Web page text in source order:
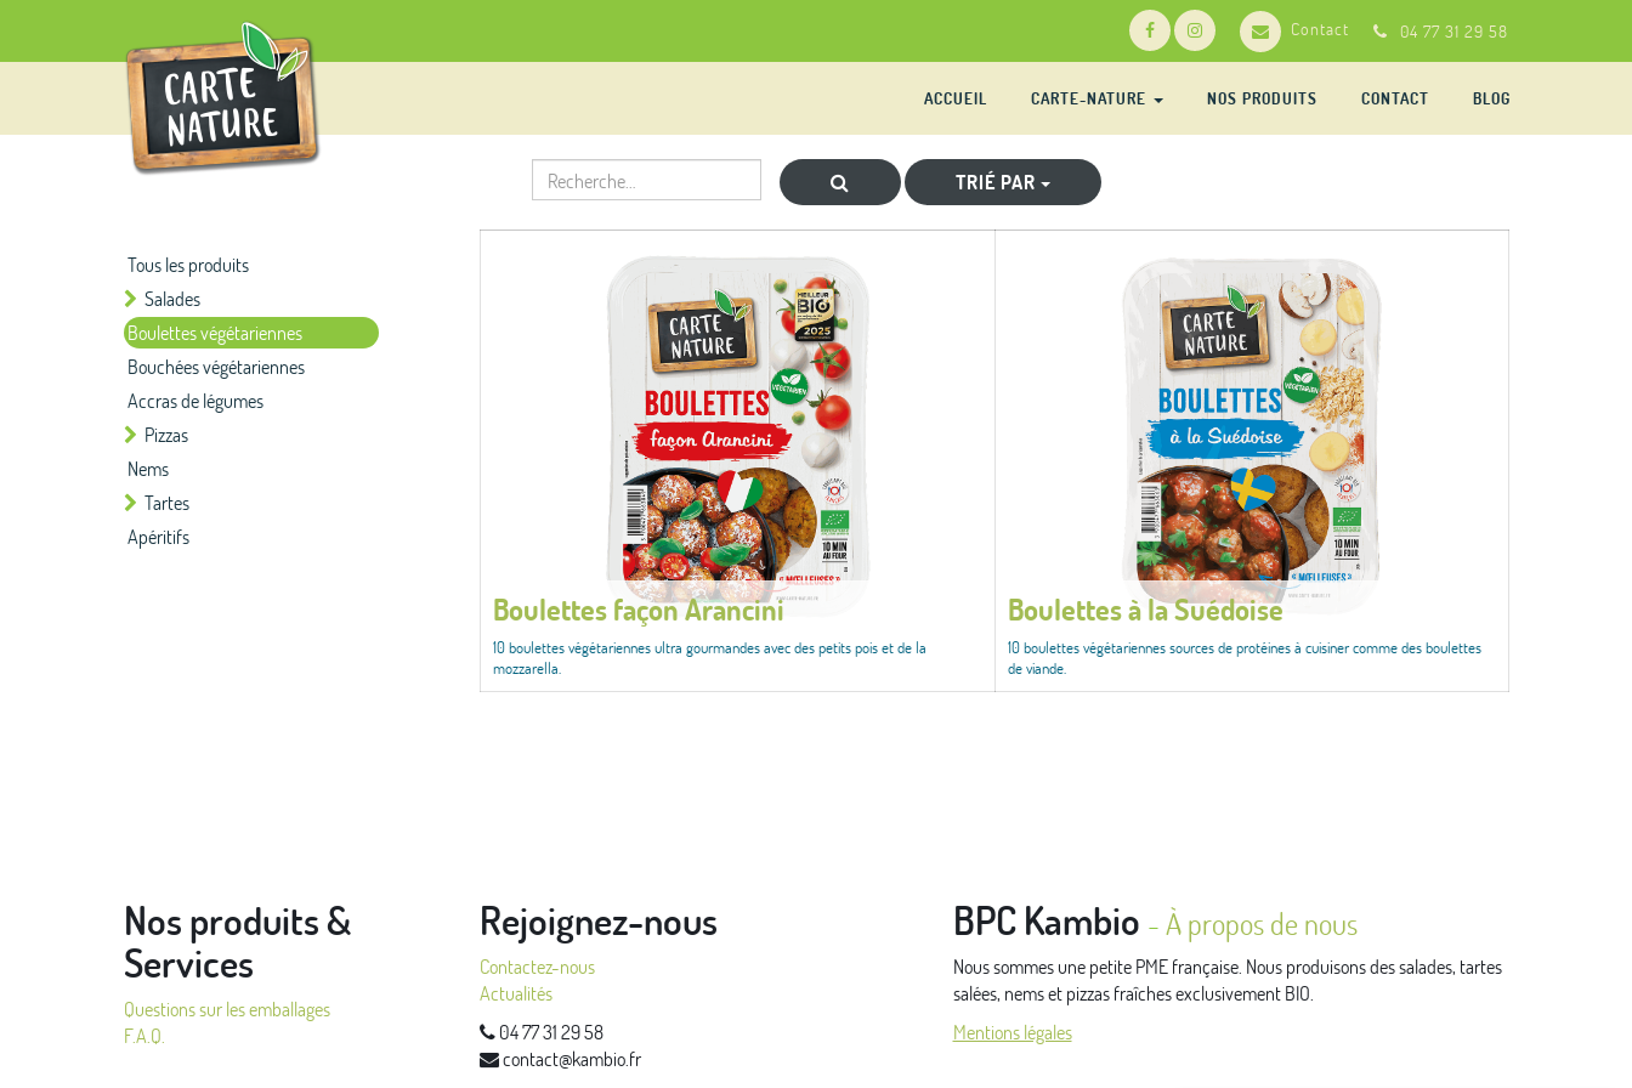
Contact 04 77 31 29 58
ACCUEIL CARTE-NATURE NOS PRODUITS CONTACT BLOG
TRIÉ PAR
Tous les produits
Salades
Boulettes végétariennes
Bouchées végétariennes
Accras de légumes
Pizzas
Nems
Tartes
Apéritifs
Boulettes façon Arancini
10 boulettes végétariennes ultra gourmandes avec des petits pois et de la
mozzarella.
Boulettes à la Suédoise
10 boulettes végétariennes sources de protéines à cuisiner comme des boulettes
de viande.
Nos produits &
Services
Questions sur les emballages
F.A.Q.
Rejoignez-nous
Contactez-nous
Actualités
04 77 31 29 58
contact@kambio.fr
BPC Kambio -À propos de nous
Nous sommes une petite PME française. Nous produisons des salades, tartes
salées, nems et pizzas fraîches exclusivement BIO.
Mentions légales